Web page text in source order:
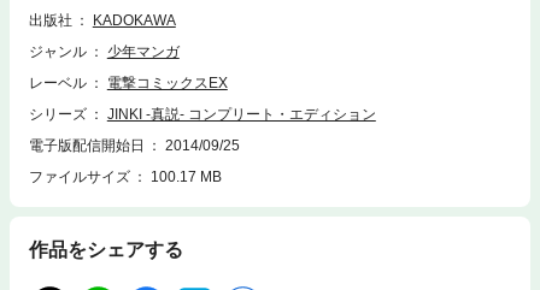
出版社
KADOKAWA
ジャンル
少年マンガ
レーベル
電撃コミックスEX
シリーズ
JINKI -真説- コンプリート・エディション
電子版配信開始日
2014/09/25
ファイルサイズ
100.17 MB
作品をシェアする